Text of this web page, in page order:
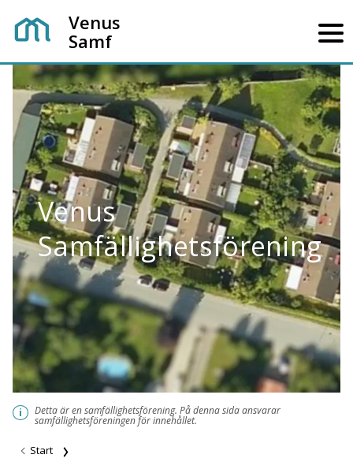
Venus
Samf
Venus
Samfällighetsförening
i Detta är en samfällighetsförening. På denna sida ansvarar
samfällighetsföreningen för innehållet.
Start